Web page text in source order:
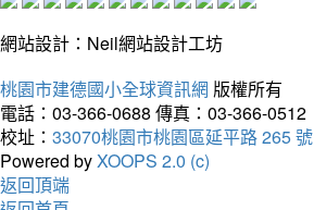
網站設計：Neil網站設計工坊
桃園市建德國小全球資訊網 版權所有
電話：03-366-0688 傳真：03-366-0512
校址： 33070桃園市桃園區延平路 265 號
Powered byXOOPS 2.0 (c)
返回頂端